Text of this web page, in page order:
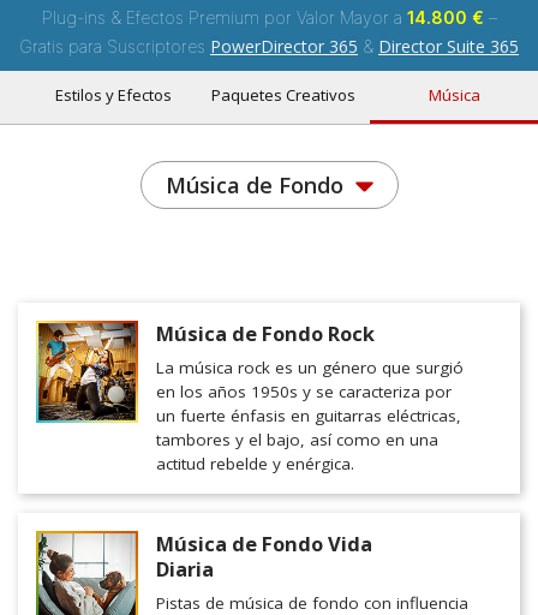
Plug-ins & Efectos Premium por Valor Mayor a 14.800 € –
Gratis para Suscriptores PowerDirector 365 & Director Suite 365
Estilos y Efectos Paquetes Creativos Música
Música de Fondo
Música de Fondo Rock
La música rock es un género que surgió
en los años 1950s y se caracteriza por
un fuerte énfasis en guitarras eléctricas,
tambores y el bajo, así como en una
actitud rebelde y enérgica.
Música de Fondo Vida
Diaria
Pistas de música de fondo con influencia